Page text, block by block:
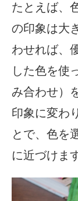
たとえば、
の印象は大
わせれば、
した色を使
み合わせ）
印象に変わ
とで、色を
に近づけま